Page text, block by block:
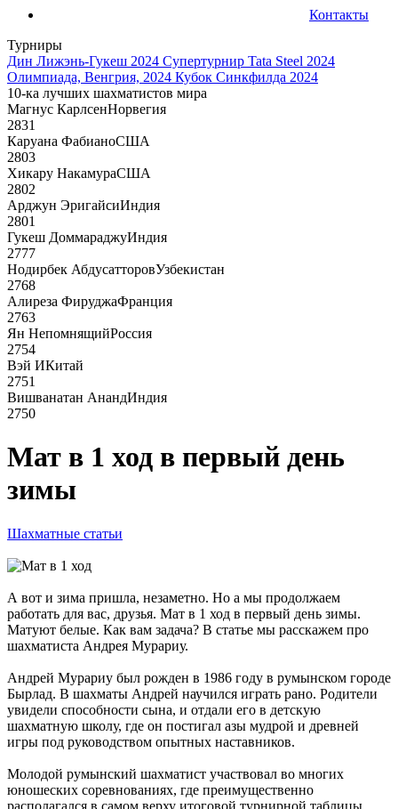
Контакты
Турниры
Дин Лижэнь-Гукеш 2024 Супертурнир Tata Steel 2024
Олимпиада, Венгрия, 2024 Кубок Синкфилда 2024
10-ка лучших шахматистов мира
Магнус КарлсенНорвегия
2831
Каруана ФабианоСША
2803
Хикару НакамураСША
2802
Арджун ЭригайсиИндия
2801
Гукеш ДоммараджуИндия
2777
Нодирбек АбдусатторовУзбекистан
2768
Алиреза ФируджаФранция
2763
Ян НепомнящийРоссия
2754
Вэй ИКитай
2751
Вишванатан АнандИндия
2750
Мат в 1 ход в первый день
зимы
Шахматные статьи
А вот и зима пришла, незаметно. Но а мы продолжаем
работать для вас, друзья. Мат в 1 ход в первый день зимы.
Матуют белые. Как вам задача? В статье мы расскажем про
шахматиста Андрея Мурариу.
Андрей Мурариу был рожден в 1986 году в румынском городе
Бырлад. В шахматы Андрей научился играть рано. Родители
увидели способности сына, и отдали его в детскую
шахматную школу, где он постигал азы мудрой и древней
игры под руководством опытных наставников.
Молодой румынский шахматист участвовал во многих
юношеских соревнованиях, где преимущественно
располагался в самом верху итоговой турнирной таблицы.